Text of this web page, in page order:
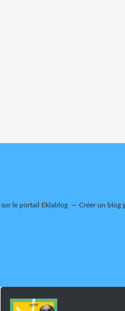
sur le portail Eklablog Créer un blog